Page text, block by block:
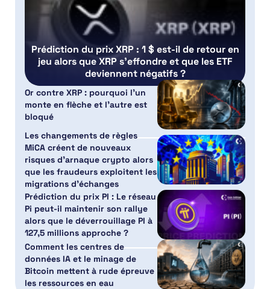
Prédiction du prix XRP : 1 $ est-il de retour en
jeu alors que XRP s’effondre et que les ETF
deviennent négatifs ?
Or contre XRP : pourquoi l’un
monte en flèche et l’autre est
bloqué
Les changements de règles
MiCA créent de nouveaux
risques d’arnaque crypto alors
que les fraudeurs exploitent les
migrations d’échanges
Prédiction du prix PI : Le réseau
Pi peut-il maintenir son rallye
alors que le déverrouillage PI à
127,5 millions approche ?
Comment les centres de
données IA et le minage de
Bitcoin mettent à rude épreuve
les ressources en eau